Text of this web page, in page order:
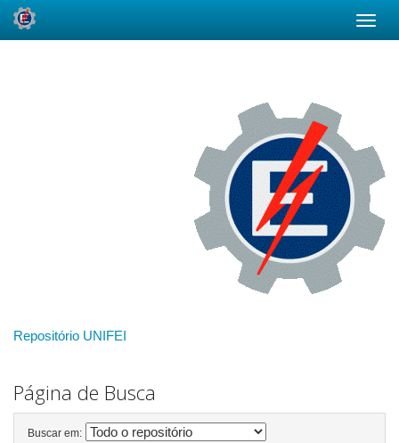
Repositório UNIFEI
Página de Busca
Buscar em: